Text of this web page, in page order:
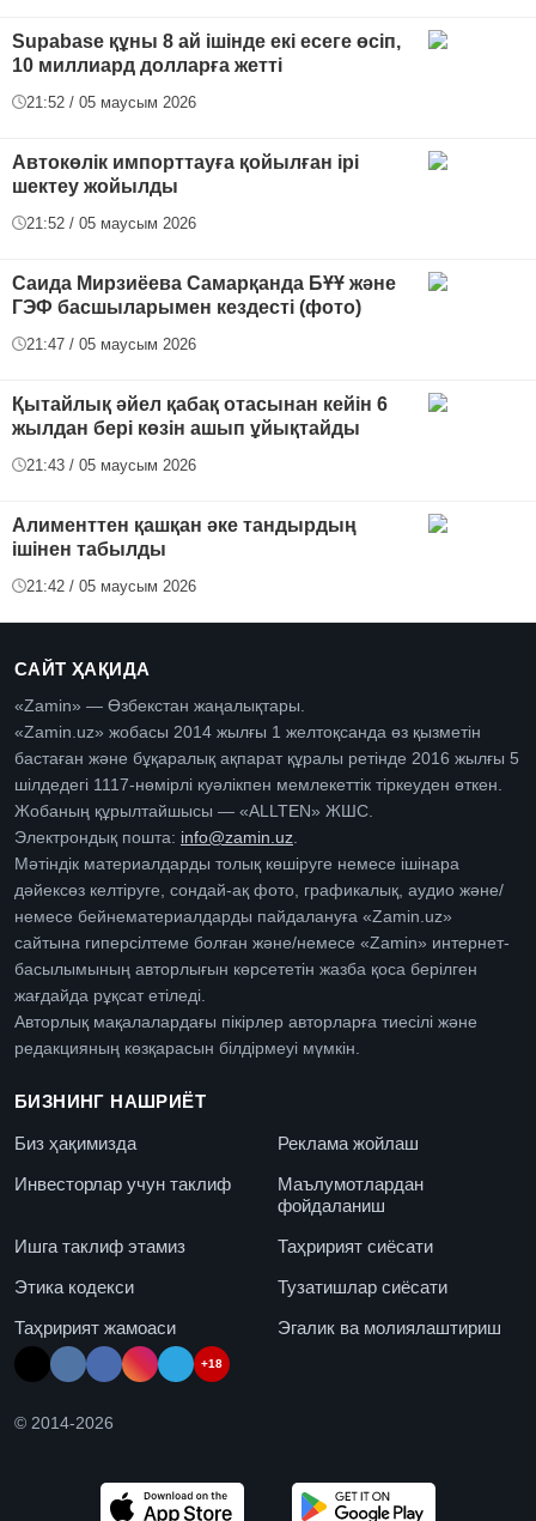
Supabase құны 8 ай ішінде екі есеге өсіп,
10 миллиард долларға жетті
21:52 / 05 маусым 2026
Автокөлік импорттауға қойылған ірі
шектеу жойылды
21:52 / 05 маусым 2026
Саида Мирзиёева Самарқанда БҰҰ және
ГЭФ басшыларымен кездесті (фото)
21:47 / 05 маусым 2026
Қытайлық әйел қабақ отасынан кейін 6
жылдан бері көзін ашып ұйықтайды
21:43 / 05 маусым 2026
Алименттен қашқан әке тандырдың
ішінен табылды
21:42 / 05 маусым 2026
САЙТ ҲАҚИДА
«Zamin» — Өзбекстан жаңалықтары.
«Zamin.uz» жобасы 2014 жылғы 1 желтоқсанда өз қызметін
бастаған және бұқаралық ақпарат құралы ретінде 2016 жылғы 5
шілдедегі 1117-нөмірлі куәлікпен мемлекеттік тіркеуден өткен.
Жобаның құрылтайшысы — «ALLTEN» ЖШС.
Электрондық пошта: info@zamin.uz
Мәтіндік материалдарды толық көшіруге немесе ішінара
дәйексөз келтіруге, сондай-ақ фото, графикалық, аудио және/
немесе бейнематериалдарды пайдалануға «Zamin.uz»
сайтына гиперсілтеме болған және/немесе «Zamin» интернет-
басылымының авторлығын көрсететін жазба қоса берілген
жағдайда рұқсат етіледі.
Авторлық мақалалардағы пікірлер авторларға тиесілі және
редакцияның көзқарасын білдірмеуі мүмкін.
БИЗНИНГ НАШРИЁТ
Биз ҳақимизда
Реклама жойлаш
Инвесторлар учун таклиф
Маълумотлардан
фойдаланиш
Ишга таклиф этамиз
Таҳририят сиёсати
Этика кодекси
Тузатишлар сиёсати
Таҳририят жамоаси
Эгалик ва молиялаштириш
+18
© 2014-2026